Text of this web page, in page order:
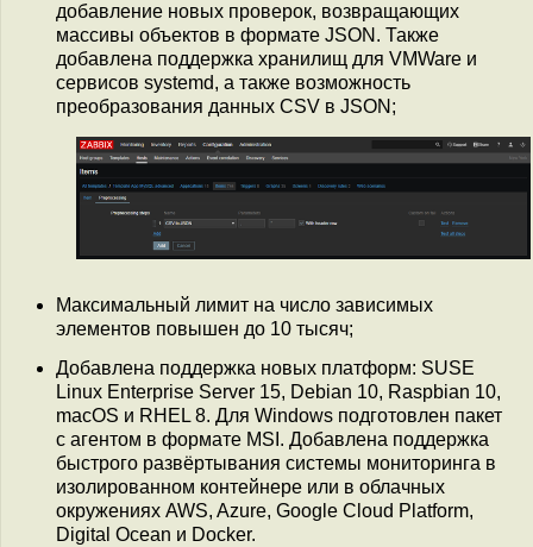
добавление новых проверок, возвращающих
массивы объектов в формате JSON. Также
добавлена поддержка хранилищ для VMWare и
сервисов systemd, а также возможность
преобразования данных CSV в JSON;
Максимальный лимит на число зависимых
элементов повышен до 10 тысяч;
Добавлена поддержка новых платформ: SUSE
Linux Enterprise Server 15, Debian 10, Raspbian 10,
macOS и RHEL 8. Для Windows подготовлен пакет
с агентом в формате MSI. Добавлена поддержка
быстрого развёртывания системы мониторинга в
изолированном контейнере или в облачных
окружениях AWS, Azure, Google Cloud Platform,
Digital Ocean и Docker.